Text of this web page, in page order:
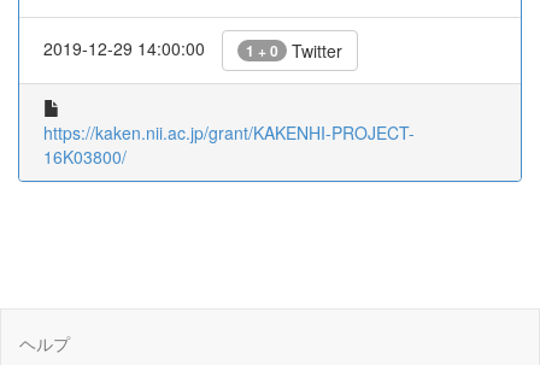
2019-12-29 14:00:00 1 + 0 Twitter
https://kaken.nii.ac.jp/grant/KAKENHI-PROJECT-
16K03800/
ヘルプ